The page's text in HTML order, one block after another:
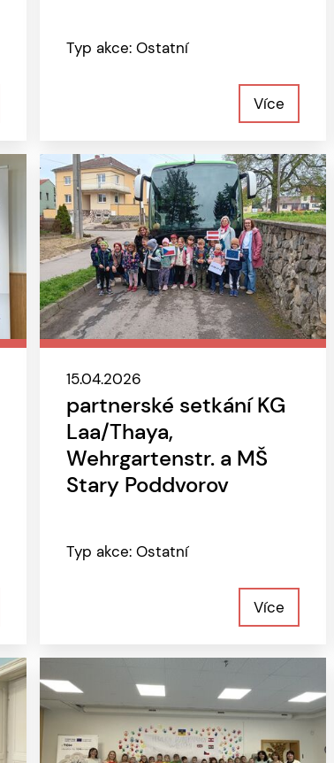
Typ akce: Ostatní
Více
15.04.2026
partnerské setkání KG
Laa/Thaya,
Wehrgartenstr. a MŠ
Stary Poddvorov
Typ akce: Ostatní
Více